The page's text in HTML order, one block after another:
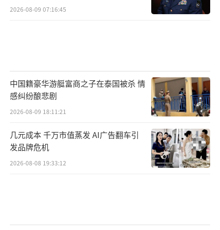
2026-08-09 07:16:45
中国籍豪华游艇富商之子在泰国被杀 情
感纠纷酿悲剧
2026-08-09 18:11:21
几元成本 千万市值蒸发 AI广告翻车引
发品牌危机
2026-08-08 19:33:12